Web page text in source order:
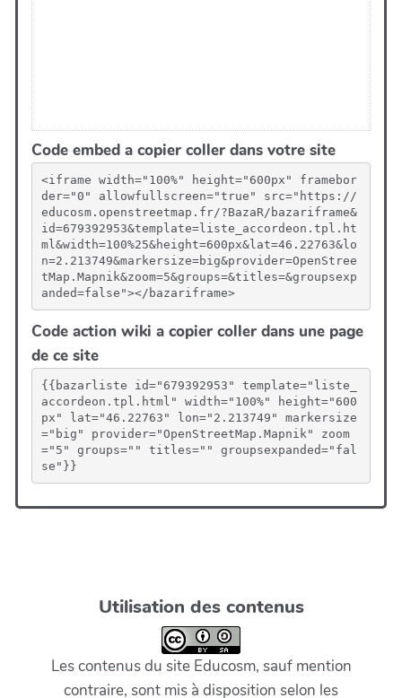
Code embed a copier coller dans votre site
<iframe width="100%" height="600px" framebor
der="0" allowfullscreen="true" src="https://
educosm.openstreetmap.fr/?BazaR/bazariframe&
id=679392953&template=liste_accordeon.tpl.ht
ml&width=100%25&height=600px&lat=46.22763&lo
n=2.213749&markersize=big&provider=OpenStree
tMap.Mapnik&zoom=5&groups=&titles=&groupsexp
anded=false"></bazariframe>
Code action wiki a copier coller dans une page
de ce site
{{bazarliste id="679392953" template="liste_
accordeon.tpl.html" width="100%" height="600
px" lat="46.22763" lon="2.213749" markersize
="big" provider="OpenStreetMap.Mapnik" zoom
="5" groups="" titles="" groupsexpanded="fal
se"}}
Utilisation des contenus
Les contenus du site Educosm, sauf mention
contraire, sont mis à disposition selon les